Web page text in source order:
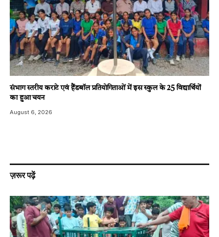
संभाग स्तरीय कराटे एवं हैंडबॉल प्रतियोगिताओं में इस स्कुल के 25 विद्यार्थियों
का हुआ चयन
August 6, 2026
ज़रूर पढ़ें